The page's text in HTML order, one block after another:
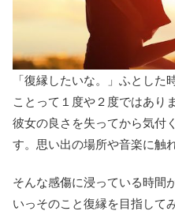
「復縁したいな。」ふとした
ことって１度や２度ではあり
彼女の良さを失ってから気付
す。思い出の場所や音楽に触
そんな感傷に浸っている時間
いっそのこと復縁を目指して